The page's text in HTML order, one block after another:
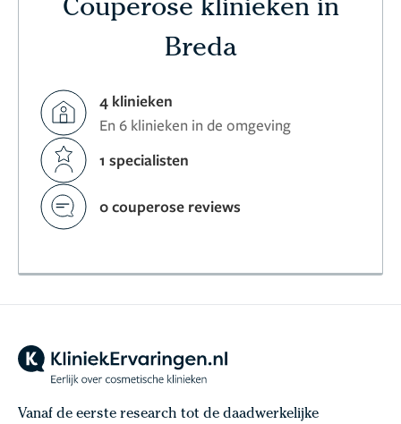
Couperose klinieken in
Breda
4 klinieken
En 6 klinieken in de omgeving
1 specialisten
0 couperose reviews
Vanaf de eerste research tot de daadwerkelijke